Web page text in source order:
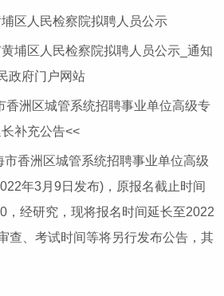
区人民检察院拟聘人员公示
埔区人民检察院拟聘人员公示_通知
政府门户网站
香洲区城管系统招聘事业单位高级专
补充公告<<
香洲区城管系统招聘事业单位高级
年3月9日发布)，原报名截止时间
，经研究，现将报名时间延长至2022
查、考试时间等将另行发布公告，其